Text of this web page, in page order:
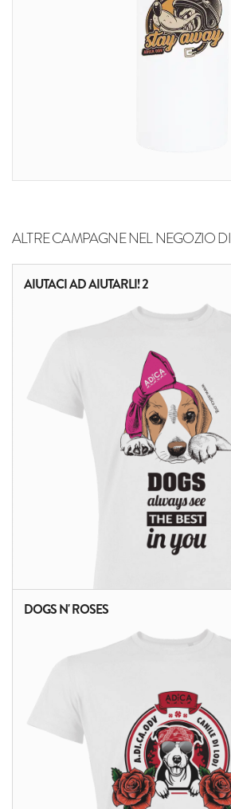
ALTRE CAMPAGNE NEL NEGOZIO DI
AIUTACI AD AIUTARLI! 2
DOGS N' ROSES